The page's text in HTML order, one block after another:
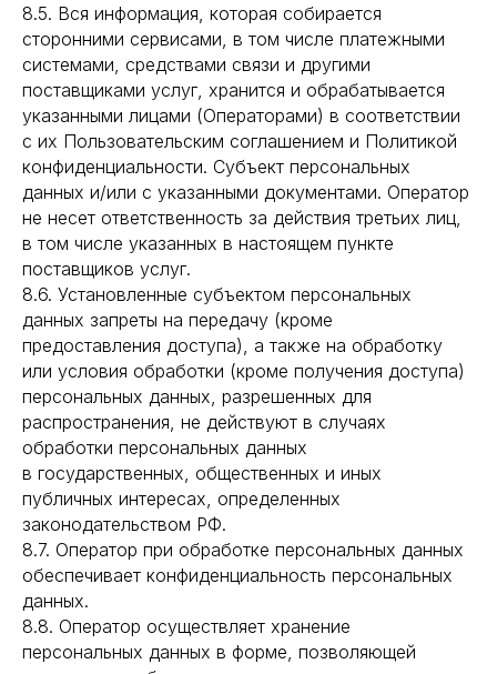
8.5. Вся информация, которая собирается
сторонними сервисами, в том числе платежными
системами, средствами связи и другими
поставщиками услуг, хранится и обрабатывается
указанными лицами (Операторами) в соответствии
с их Пользовательским соглашением и Политикой
конфиденциальности. Субъект персональных
данных и/или с указанными документами. Оператор
не несет ответственность за действия третьих лиц,
в том числе указанных в настоящем пункте
поставщиков услуг.
8.6. Установленные субъектом персональных
данных запреты на передачу (кроме
предоставления доступа), а также на обработку
или условия обработки (кроме получения доступа)
персональных данных, разрешенных для
распространения, не действуют в случаях
обработки персональных данных
в государственных, общественных и иных
публичных интересах, определенных
законодательством РФ.
8.7. Оператор при обработке персональных данных
обеспечивает конфиденциальность персональных
данных.
8.8. Оператор осуществляет хранение
персональных данных в форме, позволяющей